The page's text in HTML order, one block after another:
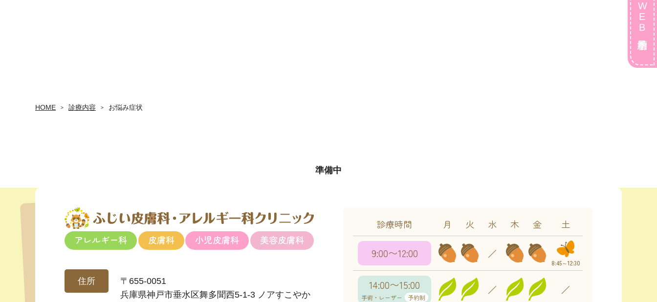
WEB順番予約
HOME 診療内容 お悩み症状
準備中
アレルギー科 皮膚科 小児皮膚科 美容皮膚科
住所
〒655-0051
兵庫県神戸市垂水区舞多聞西5-1-3 ノアすこやか
診療時間 月 火 水 木 金 土
9:00〜12:00 ／
8:45～12:30
14:00〜15:00
手術・レーザー 予約制
／ ／